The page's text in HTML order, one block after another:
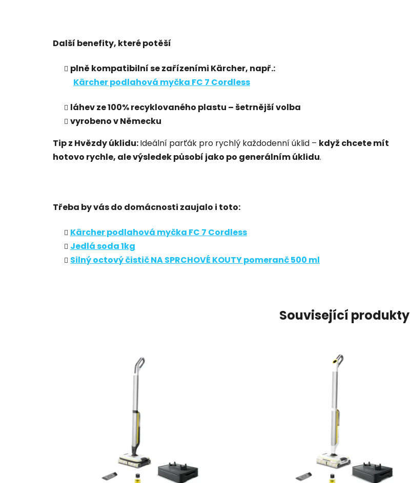
Další benefity, které potěší
plně kompatibilní se zařízeními Kärcher, např.:
Kärcher podlahová myčka FC 7 Cordless
láhev ze 100% recyklovaného plastu – šetrnější volba
vyrobeno v Německu
Tip z Hvězdy úklidu:Ideální parťák pro rychlý každodenní úklid – když chcete mít
hotovo rychle, ale výsledek působí jako po generálním úklidu.
Třeba by vás do domácnosti zaujalo i toto:
Kärcher podlahová myčka FC 7 Cordless
Jedlá soda 1kg
Silný octový čistič NA SPRCHOVÉ KOUTY pomeranč 500 ml
Související produkty